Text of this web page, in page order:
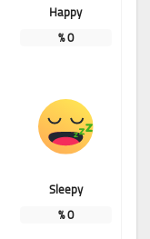
Happy
0
%
Sleepy
0
%